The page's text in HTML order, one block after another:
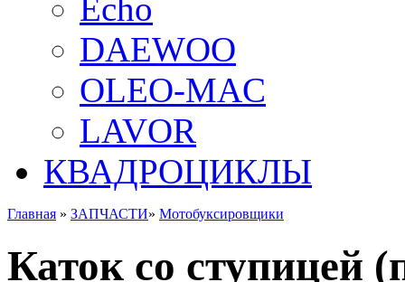
Echo
DAEWOO
OLEO-MAC
LAVOR
КВАДРОЦИКЛЫ
Главная » ЗАПЧАСТИ» Мотобуксировщики
Каток со ступицей